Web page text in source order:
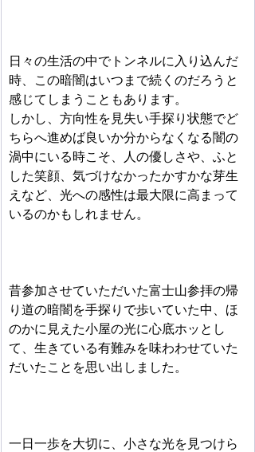
日々の生活の中でトンネルに入り込んだ
時、この暗闇はいつまで続くのだろうと
感じてしまうこともあります。
しかし、方向性を見失い手探り状態でど
ちらへ進めば良いか分からなくなる闇の
渦中にいる時こそ、人の優しさや、ふと
した笑顔、気づけなかったかすかな芽生
えなど、光への感性は最大限に高まって
いるのかもしれません。
昔参加させていただいた富士山参拝の帰
り道の暗闇を手探りで歩いていた中、ほ
のかに見えた小屋の光に心底ホッとし
て、生きている有難みを味わわせていた
だいたことを思い出しました。
一日一歩を大切に、小さな光を見つけら